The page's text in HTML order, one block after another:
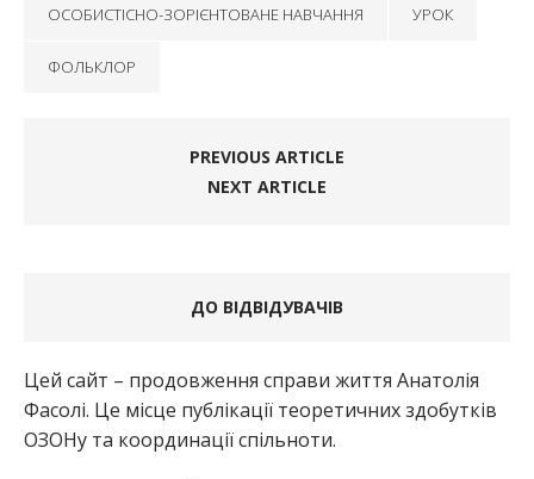
ОСОБИСТІСНО-ЗОРІЄНТОВАНЕ НАВЧАННЯ УРОК
ФОЛЬКЛОР
PREVIOUS ARTICLE
NEXT ARTICLE
ДО ВІДВІДУВАЧІВ
Цей сайт – продовження справи життя Анатолія
Фасолі. Це місце публікації теоретичних здобутків
ОЗОНу та координації спільноти.